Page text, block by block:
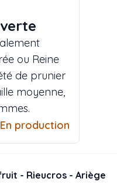
ou Reine
de prunier
moyenne,
En production
- Rieucros - Ariège